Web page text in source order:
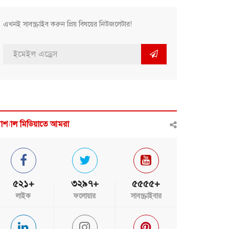
এখনই সাবস্ক্রাইব করুন প্রিয় বিষয়ের নিউজলেটার!
মিডিয়াতে আমরা
৫২১+
লাইক
৩২৯৭+
ফলোয়ার
৫৫৫৫+
সাবস্ক্রাইবার